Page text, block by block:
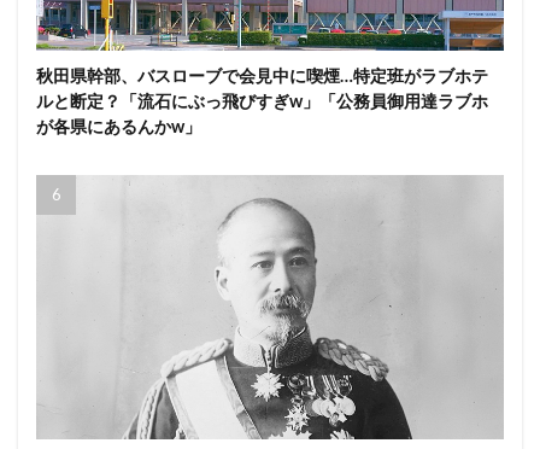
秋田県幹部、バスローブで会見中に喫煙…特定班がラブホテ
ルと断定？「流石にぶっ飛びすぎw」「公務員御用達ラブホ
が各県にあるんかw」